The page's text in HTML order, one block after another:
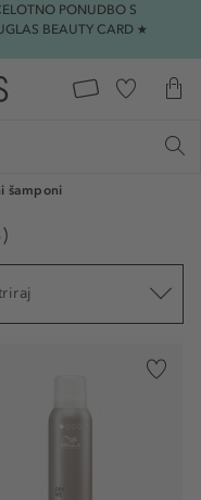
PONUDBO S
BEAUTY CARD ★
šamponi
)